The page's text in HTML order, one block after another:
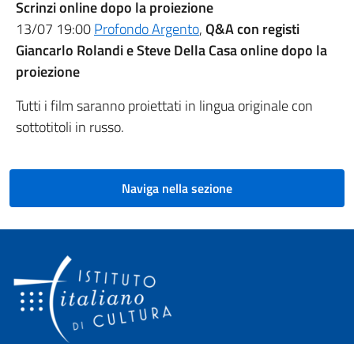
Scrinzionline dopo la proiezione
13/07 19:00Profondo Argento,Q&A con registi
Giancarlo Rolandi e Steve Della Casa online dopo la
proiezione
Tutti i film saranno proiettati in lingua originale con
sottotitoli in russo.
Naviga nella sezione